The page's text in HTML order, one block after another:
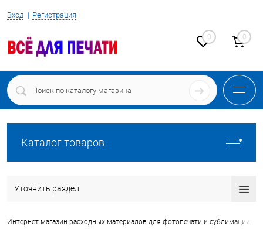
Вход Регистрация
0 0
Каталог товаров
Уточнить раздел
Интернет магазин расходных материалов для фотопечати и сублимации